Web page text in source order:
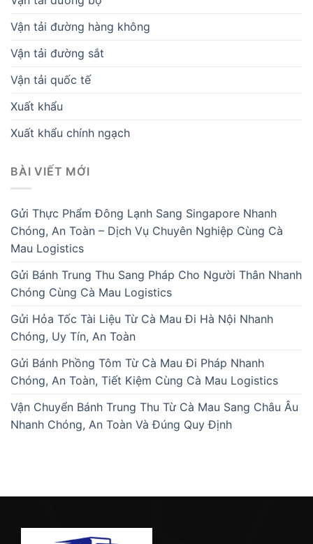
Vận tải đường hàng không
Vận tải đường sắt
Vận tải quốc tế
Xuất khẩu
Xuất khẩu chính ngạch
BÀI VIẾT MỚI
Gửi Thực Phẩm Đông Lạnh Sang Singapore Nhanh
Chóng, An Toàn – Dịch Vụ Chuyên Nghiệp Cùng Cà
Mau Logistics
Gửi Bánh Trung Thu Sang Pháp Cho Người Thân Nhanh
Chóng Cùng Cà Mau Logistics
Gửi Hỏa Tốc Tài Liệu Từ Cà Mau Đi Hà Nội Nhanh
Chóng, Uy Tín, An Toàn
Gửi Bánh Phồng Tôm Từ Cà Mau Đi Pháp Nhanh
Chóng, An Toàn, Tiết Kiệm Cùng Cà Mau Logistics
Vận Chuyển Bánh Trung Thu Từ Cà Mau Sang Châu Âu
Nhanh Chóng, An Toàn Và Đúng Quy Định